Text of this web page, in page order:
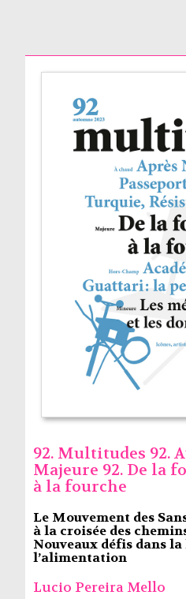
92. Multitudes 92.
Majeure 92. De la
à la fourche
Le Mouvement des
à la croisée des
Nouveaux défis dans
l’alimentation
Lucio Pereira Mello